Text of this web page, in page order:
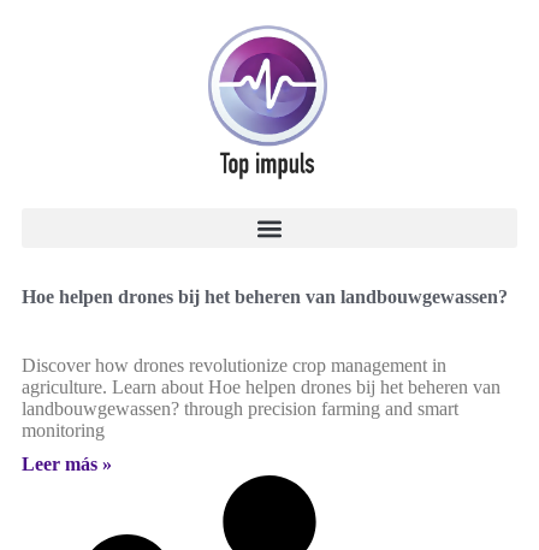
Hoe helpen drones bij het beheren van landbouwgewassen?
Discover how drones revolutionize crop management in
agriculture. Learn about Hoe helpen drones bij het beheren van
landbouwgewassen? through precision farming and smart
monitoring
Leer más »